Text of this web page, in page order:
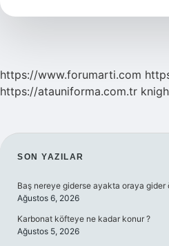
Ilk
https://www.forumarti.com
https://atauniforma.com.tr
SIDEBAR
SON YAZILAR
Baş nereye giderse ayakta oraya gider
Ağustos 6, 2026
Karbonat köfteye ne kadar konur ?
Ağustos 5, 2026